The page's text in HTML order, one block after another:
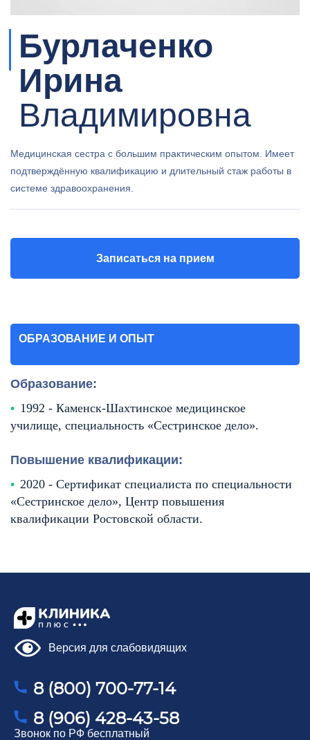
Бурлаченко
Ирина
Владимировна
Медицинская сестра с большим практическим опытом. Имеет
подтверждённую квалификацию и длительный стаж работы в
системе здравоохранения.
Записаться на прием
ОБРАЗОВАНИЕ И ОПЫТ
ОТЗЫВЫ
Образование:
1992 - Каменск-Шахтинское медицинское
училище, специальность «Сестринское дело».
Повышение квалификации:
2020 - Сертификат специалиста по специальности
«Сестринское дело», Центр повышения
квалификации Ростовской области.
Версия для слабовидящих
8 (800) 700-77-14
8 (906) 428-43-58
Звонок по РФ бесплатный